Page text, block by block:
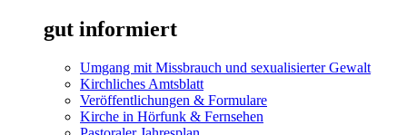
gut informiert
Umgang mit Missbrauch und sexualisierter Gewalt
Kirchliches Amtsblatt
Veröffentlichungen & Formulare
Kirche in Hörfunk & Fernsehen